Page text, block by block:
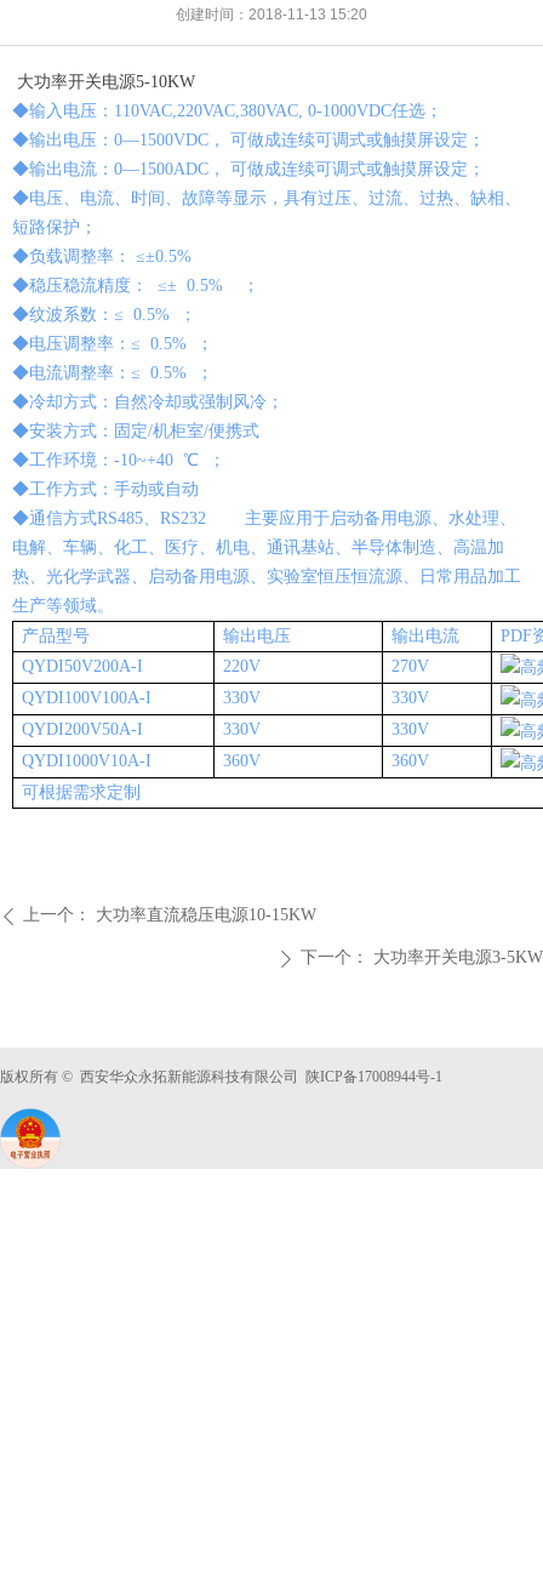
ꄴ 上一个： 大功率直流稳压电源10-15KW
ꄲ 下一个： 大功率开关电源3-5KW
大功率开关电源5-10KW
◆输入电压：110VAC,220VAC,380VAC, 0-1000VDC任选；
◆输出电压：0—1500VDC， 可做成连续可调式或触摸屏设定；
◆输出电流：0—1500ADC， 可做成连续可调式或触摸屏设定；
◆电压、电流、时间、故障等显示，具有过压、过流、过热、缺相、
短路保护；
◆负载调整率： ≤±0.5%
◆稳压稳流精度： ≤± 0.5% ；
◆纹波系数：≤ 0.5% ；
◆电压调整率：≤ 0.5% ；
◆电流调整率：≤ 0.5% ；
◆冷却方式：自然冷却或强制风冷；
◆安装方式：固定/机柜室/便携式
◆工作环境：-10~+40 ℃ ；
◆工作方式：手动或自动
◆通信方式RS485、RS232 主要应用于启动备用电源、水处理、
电解、车辆、化工、医疗、机电、通讯基站、半导体制造、高温加
热、光化学武器、启动备用电源、实验室恒压恒流源、日常用品加工
生产等领域。
产品型号
输出电压 输出电流
PDF
QYDI50V200A-I
220V
270V
QYDI100V100A-I
330V
330V
QYDI200V50A-I
330V
330V
QYDI1000V10A-I
360V
360V
可根据需求定制
创建时间： 2018-11-13 15:20
版权所有 © 西安华众永拓新能源科技有限公司 陕ICP备17008944号-1